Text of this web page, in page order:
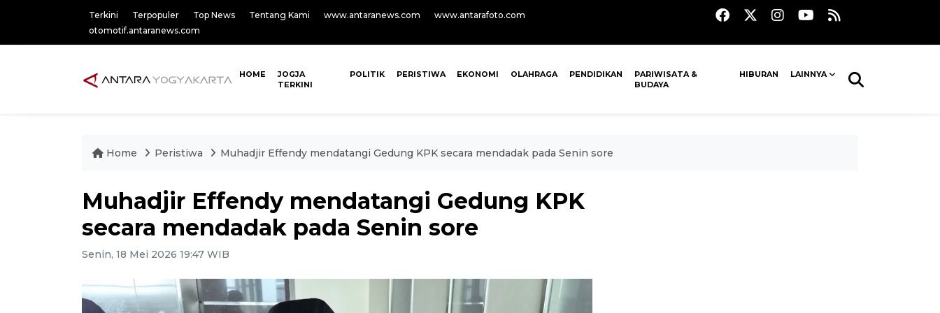
Terkini Terpopuler Top News Tentang Kami www.antaranews.com
www.antarafoto.com
otomotif.antaranews.com
HOME
JOGJA
TERKINI
POLITIK PERISTIWA EKONOMI OLAHRAGA PENDIDIKAN
PARIWISATA &
BUDAYA
HIBURAN LAINNYA
Home Peristiwa Muhadjir Effendy mendatangi Gedung KPK secara mendadak pada Senin sore
Muhadjir Effendy mendatangi Gedung KPK
secara mendadak pada Senin sore
Senin, 18 Mei 2026 19:47 WIB